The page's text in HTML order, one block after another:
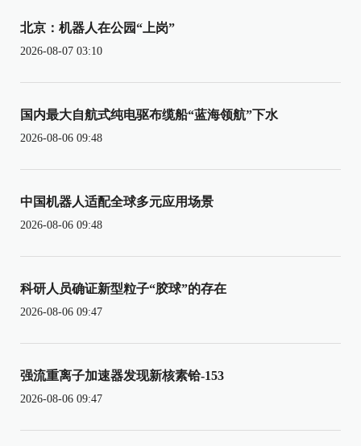
北京：机器人在公园“上岗”
2026-08-07 03:10
国内最大自航式纯电驱布缆船“蓝海领航”下水
2026-08-06 09:48
中国机器人适配全球多元应用场景
2026-08-06 09:48
科研人员确证新型粒子“胶球”的存在
2026-08-06 09:47
强流重离子加速器发现新核素铪-153
2026-08-06 09:47